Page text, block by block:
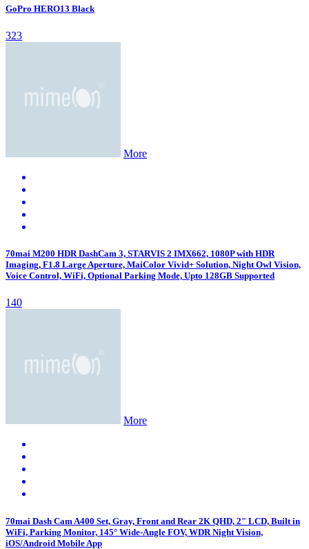
GoPro HERO13 Black
323
More
70mai M200 HDR DashCam 3, STARVIS 2 IMX662, 1080P with HDR
Imaging, F1.8 Large Aperture, MaiColor Vivid+ Solution, Night Owl Vision,
Voice Control, WiFi, Optional Parking Mode, Upto 128GB Supported
140
More
70mai Dash Cam A400 Set, Gray, Front and Rear 2K QHD, 2" LCD, Built in
WiFi, Parking Monitor, 145° Wide-Angle FOV, WDR Night Vision,
iOS/Android Mobile App